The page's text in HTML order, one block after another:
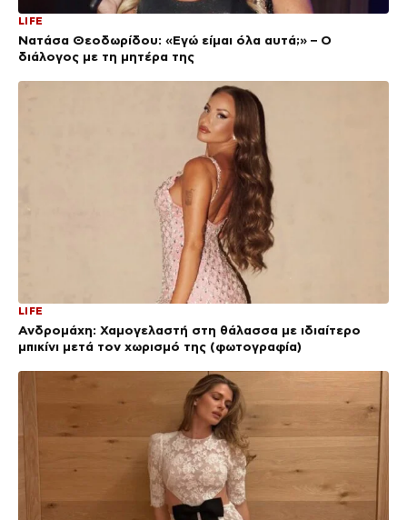
LIFE
Νατάσα Θεοδωρίδου: «Εγώ είμαι όλα αυτά;» – Ο
διάλογος με τη μητέρα της
LIFE
Ανδρομάχη: Χαμογελαστή στη θάλασσα με ιδιαίτερο
μπικίνι μετά τον χωρισμό της (φωτογραφία)